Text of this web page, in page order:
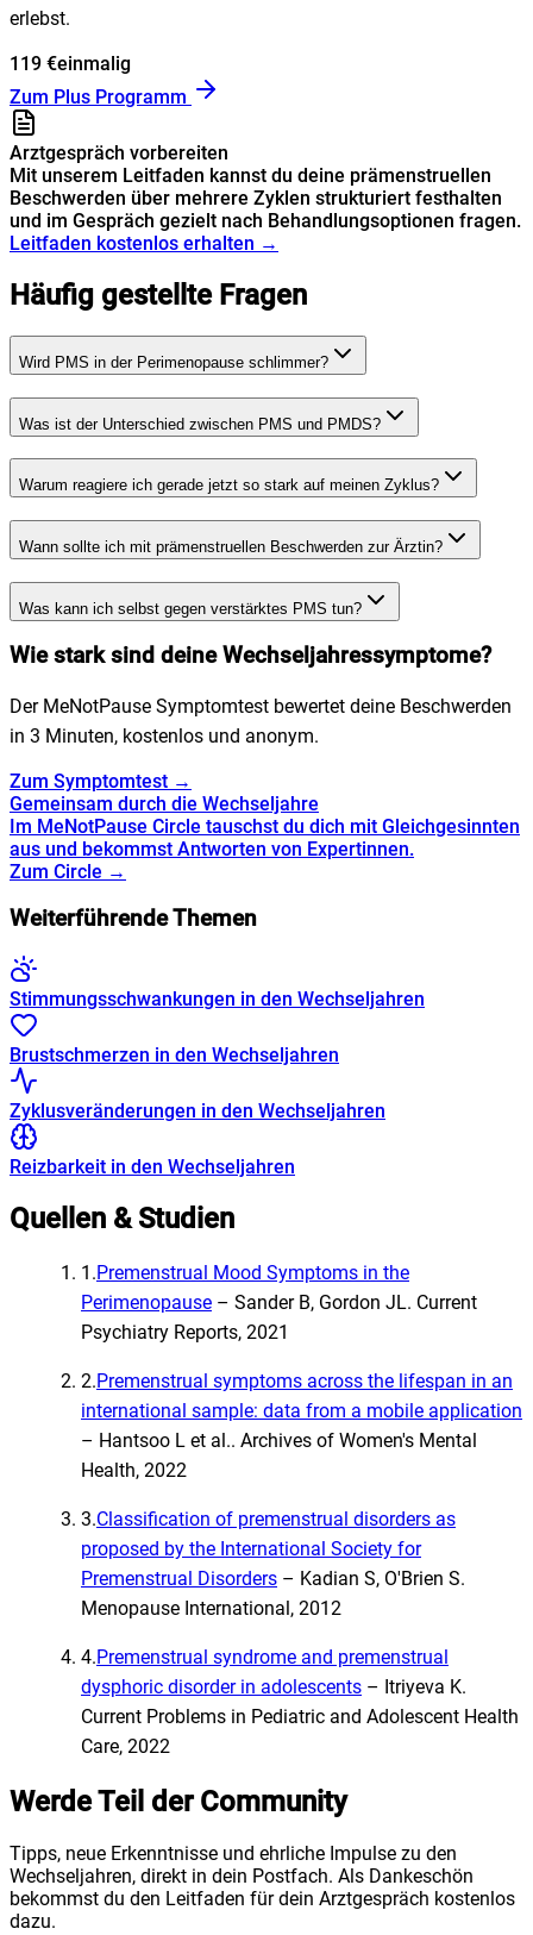
erlebst.
119 €einmalig
Zum Plus Programm
Arztgespräch vorbereiten
Mit unserem Leitfaden kannst du deine prämenstruellen
Beschwerden über mehrere Zyklen strukturiert festhalten
und im Gespräch gezielt nach Behandlungsoptionen fragen.
Leitfaden kostenlos erhalten →
Häufig gestellte Fragen
Wird PMS in der Perimenopause schlimmer?
Was ist der Unterschied zwischen PMS und PMDS?
Warum reagiere ich gerade jetzt so stark auf meinen Zyklus?
Wann sollte ich mit prämenstruellen Beschwerden zur Ärztin?
Was kann ich selbst gegen verstärktes PMS tun?
Wie stark sind deine Wechseljahressymptome?
Der MeNotPause Symptomtest bewertet deine Beschwerden
in 3 Minuten, kostenlos und anonym.
Zum Symptomtest →
Gemeinsam durch die Wechseljahre
Im MeNotPause Circle tauschst du dich mit Gleichgesinnten
aus und bekommst Antworten von Expertinnen.
Zum Circle →
Weiterführende Themen
Stimmungsschwankungen in den Wechseljahren
Brustschmerzen in den Wechseljahren
Zyklusveränderungen in den Wechseljahren
Reizbarkeit in den Wechseljahren
Quellen & Studien
1 .Premenstrual Mood Symptoms in the
Perimenopause – Sander B, Gordon JL. Current
Psychiatry Reports, 2021
2.Premenstrual symptoms across the lifespan in an
international sample: data from a mobile application
– Hantsoo L et al.. Archives of Women's Mental
Health, 2022
3.Classification of premenstrual disorders as
proposed by the International Society for
Premenstrual Disorders – Kadian S, O'Brien S.
Menopause International, 2012
4.Premenstrual syndrome and premenstrual
dysphoric disorder in adolescents – Itriyeva K.
Current Problems in Pediatric and Adolescent Health
Care, 2022
Werde Teil der Community
Tipps, neue Erkenntnisse und ehrliche Impulse zu den
Wechseljahren, direkt in dein Postfach. Als Dankeschön
bekommst du den Leitfaden für dein Arztgespräch kostenlos
dazu.